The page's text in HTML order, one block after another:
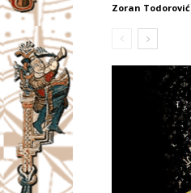
Zoran Todorović